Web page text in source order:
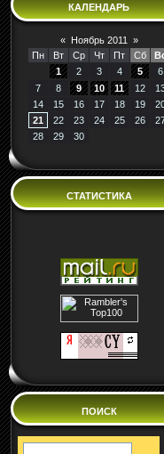
КАЛЕНДАРЬ
« Ноябрь 2011
»
Пн
Вт Ср Чт Пт Сб
1
2 3 4 5
6
7
8 9 10 11 12
14
15 16 17 18 19
21
22 23 24 25 26
28
29 30
СТАТИСТИКА
ПОИСК